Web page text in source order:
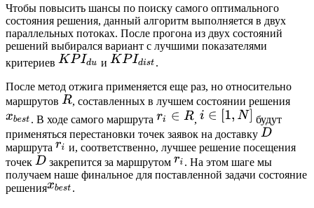
Чтобы повысить шансы по поиску самого оптимального
состояния решения, данный алгоритм выполняется в двух
параллельных потоках. После прогона из двух состояний
решений выбирался вариант с лучшими показателями
критериев
и
.
После метод отжига применяется еще раз, но относительно
маршрутов
, составленных в лучшем состоянии решения
. В ходе самого маршрута
,
будут
применяться перестановки точек заявок на доставку
маршрута
и, соответственно, лучшее решение посещения
точек
закрепится за маршрутом
. На этом шаге мы
получаем наше финальное для поставленной задачи состояние
решения
.